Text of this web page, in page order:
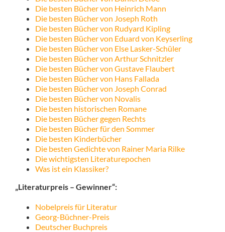
Die besten Bücher von Heinrich Mann
Die besten Bücher von Joseph Roth
Die besten Bücher von Rudyard Kipling
Die besten Bücher von Eduard von Keyserling
Die besten Bücher von Else Lasker-Schüler
Die besten Bücher von Arthur Schnitzler
Die besten Bücher von Gustave Flaubert
Die besten Bücher von Hans Fallada
Die besten Bücher von Joseph Conrad
Die besten Bücher von Novalis
Die besten historischen Romane
Die besten Bücher gegen Rechts
Die besten Bücher für den Sommer
Die besten Kinderbücher
Die besten Gedichte von Rainer Maria Rilke
Die wichtigsten Literaturepochen
Was ist ein Klassiker?
„Literaturpreis – Gewinner“:
Nobelpreis für Literatur
Georg-Büchner-Preis
Deutscher Buchpreis